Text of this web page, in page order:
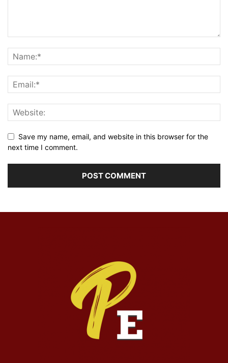
Save my name, email, and website in this browser for the
next time I comment.